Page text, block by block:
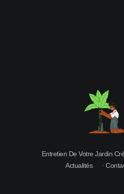
Entretien De Votre Jardin
Actualités